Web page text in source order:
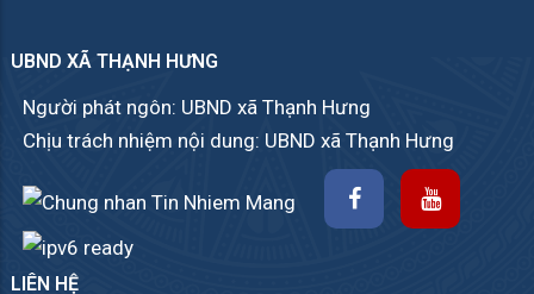
UBND XÃ THẠNH HƯNG
Người phát ngôn: UBND xã Thạnh Hưng
Chịu trách nhiệm nội dung: UBND xã Thạnh Hưng
LIÊN HỆ